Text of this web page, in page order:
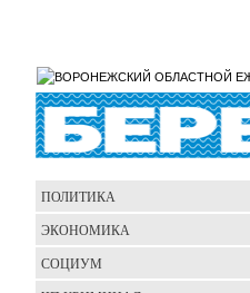
ПОЛИТИКА
ЭКОНОМИКА
СОЦИУМ